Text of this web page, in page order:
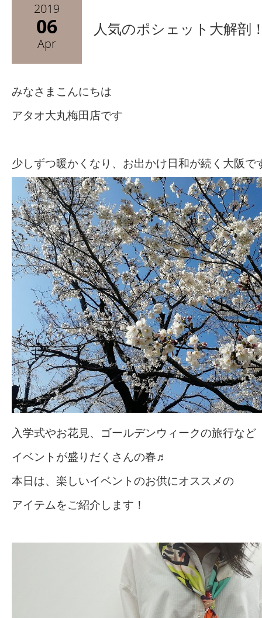
2019
06
Apr
人気のポシェット大解剖
みなさまこんにちは
アタオ大丸梅田店です
少しずつ暖かくなり、お出かけ日和が続く大阪で
入学式やお花見、ゴールデンウィークの旅行など
イベントが盛りだくさんの春♬
本日は、楽しいイベントのお供にオススメの
アイテムをご紹介します！